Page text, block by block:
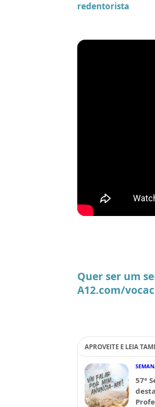
redentorista
Quer ser um
A12.com/
APROVEITE E LEIA
57ª